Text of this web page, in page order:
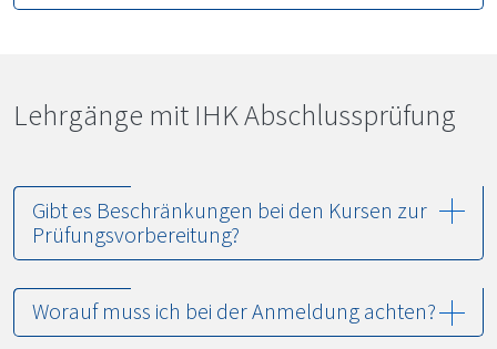
Lehr­gän­ge mit IHK Abschlussprüfung
Gibt es Beschränkungen bei den Kursen zur
Prüfungsvorbereitung?
Worauf muss ich bei der Anmeldung achten?